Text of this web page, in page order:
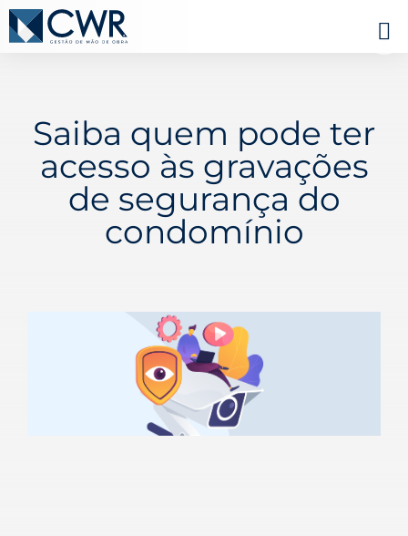
Saiba quem pode ter
acesso às gravações
de segurança do
condomínio